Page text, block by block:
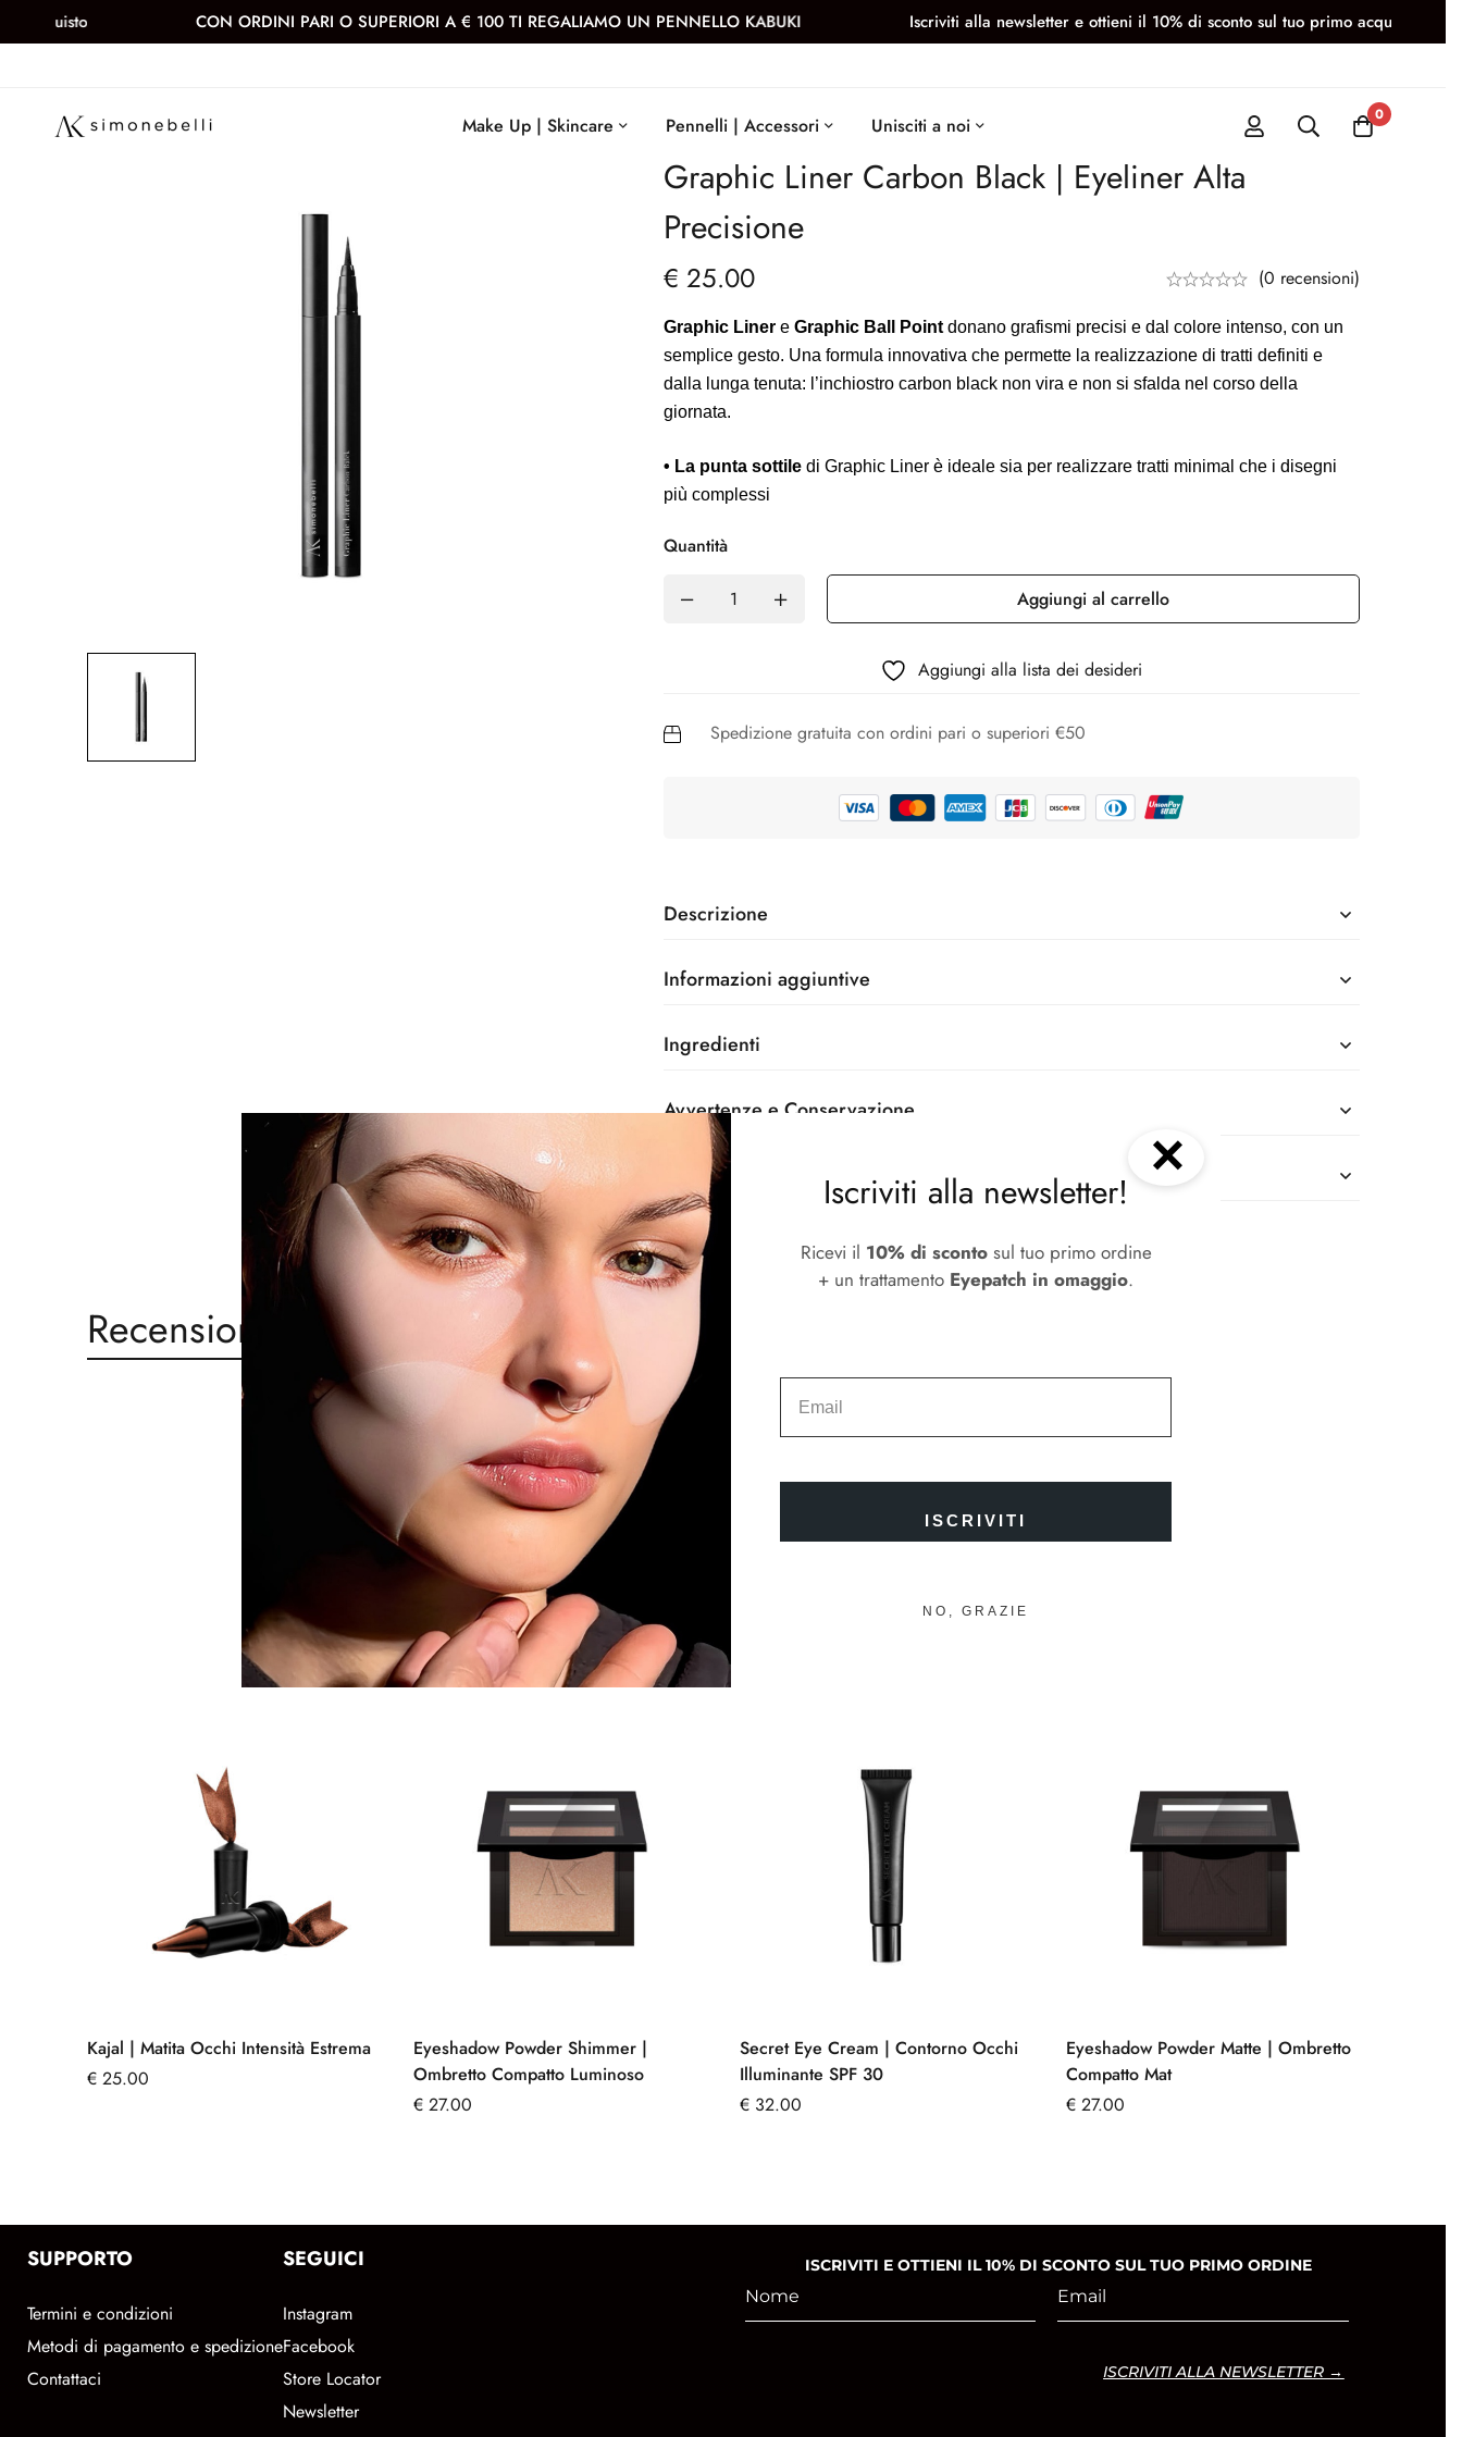
CON ORDINI PARI O SUPERIORI A € 100 TI REGALIAMO UN PENNELLO KABUKI Iscriviti alla newsletter e ottieni il 10% di sconto sul tuo primo acquisto CON ORDINI
Make Up | Skincare Pennelli | Accessori Unisciti a noi 0
Graphic Liner Carbon Black | Eyeliner Alta
Precisione
€ 25.00 (0 recensioni)
Graphic Linere Graphic Ball Pointdonano grafismi precisi e dal colore intenso, con un
semplice gesto. Una formula innovativa che permette la realizzazione di tratti definiti e
dalla lunga tenuta: l’inchiostro carbon black non vira e non si sfalda nel corso della
giornata.
• La punta sottiledi Graphic Liner è ideale sia per realizzare tratti minimal che i disegni
più complessi
Quantità
Aggiungi al carrello
Aggiungi alla lista dei desideri
Spedizione gratuita con ordini pari o superiori €50
Descrizione
Informazioni aggiuntive
Ingredienti
Avvertenze e Conservazione
Smaltimento
Recensioni
Recensioni
Non ci sono ancora recensioni.
Prodotti correlati
Kajal | Matita Occhi Intensità Estrema
€25.00
Eyeshadow Powder Shimmer |
Ombretto Compatto Luminoso
€27.00
Secret Eye Cream | Contorno Occhi
Illuminante SPF 30
€32.00
Eyeshadow Powder Matte | Ombretto
Compatto Mat
€27.00
SUPPORTO
Termini e condizioni
Metodi di pagamento e spedizione
Contattaci
SEGUICI
Instagram
Facebook
Store Locator
Newsletter
ISCRIVITI E OTTIENI IL 10% DI SCONTO SUL TUO PRIMO ORDINE
ISCRIVITI ALLA NEWSLETTER →
Iscriviti alla newsletter!
Ricevi il 10% di scontosul tuo primo ordine
+ un trattamento Eyepatch in omaggio.
ISCRIVITI
NO, GRAZIE
✕